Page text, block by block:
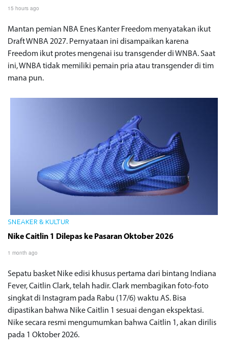
15 hours ago
Mantan pemian NBA Enes Kanter Freedom menyatakan ikut
Draft WNBA 2027. Pernyataan ini disampaikan karena
Freedom ikut protes mengenai isu transgender di WNBA. Saat
ini, WNBA tidak memiliki pemain pria atau transgender di tim
mana pun.
SNEAKER & KULTUR
Nike Caitlin 1 Dilepas ke Pasaran Oktober 2026
1 month ago
Sepatu basket Nike edisi khusus pertama dari bintang Indiana
Fever, Caitlin Clark, telah hadir. Clark membagikan foto-foto
singkat di Instagram pada Rabu (17/6) waktu AS. Bisa
dipastikan bahwa Nike Caitlin 1 sesuai dengan ekspektasi.
Nike secara resmi mengumumkan bahwa Caitlin 1, akan dirilis
pada 1 Oktober 2026.